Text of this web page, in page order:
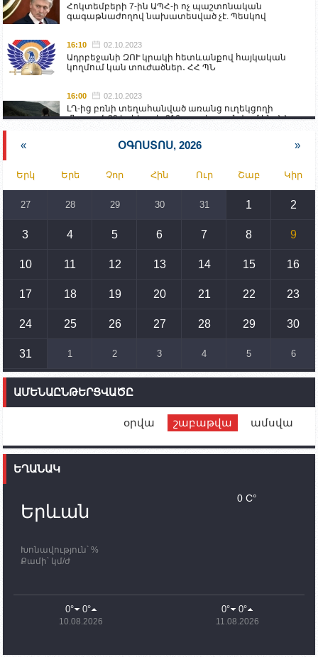
Հոկտեմբերի 7-ին ԱՊՀ-ի ոչ պաշտոնական
գագաթնաժողով նախատեսված չէ. Պեսկով
16:10 02.10.2023
Ադրբեջանի ԶՈՒ կրակի հետևանքով հայկական
կողմում կան տուժածներ․ ՀՀ ՊՆ
16:00 02.10.2023
ԼՂ-ից բռնի տեղահանված առանց ուղեկցողի
մնացած 20 երեխա և 216 տարեց գտնվում են ՀՀ
Իրանը կողմ է տարածաշրջանի համար շահավետ
տրանսպորտային հաղորդակցությունների
զարգացմանը, սակայն ոչ՝ միջազգային
սահմանների փոփոխությանը
15:10 02.10.2023
սպառնալիքները կասեցնելու համար. իսպանացի
պատգամավորը Գորիսում է
14:54 02.10.2023
տեղակայված հայկական դիրքերի անձնակազմի
համար սնունդ տեղափոխող մեքենայի
ունեն. կիպրոսցի խորհրդարանականը՝ Ալեն
Ֆրանսիայի ԱԳ նախարարը կայցելի Հայաստան
պատասխանատուներ կմնան ԼՂ-ում՝ մինչև
որոնողափրկարարական աշխատանքների
11:03
ՄԱԿ-ի առաքելությունը շատ, շատ, շատ օգտակար
Ադրբեջանի փոխվարչապետն այսօր կմեկնի
Ստեփանակերտ
10:07 02.10.2023
« ՕԳՈՍՏՈՍ, 2026 »
Երկ Երե Չոր Հին Ուր Շաբ Կիր
27 28 29 30 31 1 2
3 4 5 6 7 8 9
10 11 12 13 14 15 16
17 18 19 20 21 22 23
24 25 26 27 28 29 30
31 1 2 3 4 5 6
ԱՄԵՆԱԸՆԹԵՐՑՎԱԾԸ
օրվա շաբաթվա ամսվա
ԵՂԱՆԱԿ
Երևան
Խոնավություն՝ %
Քամի՝ կմ/ժ
0 C°
0° 0°
10.08.2026
0° 0°
11.08.2026